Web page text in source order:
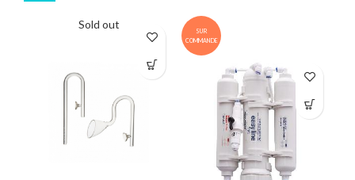
Sold out
SUR
COMMANDE